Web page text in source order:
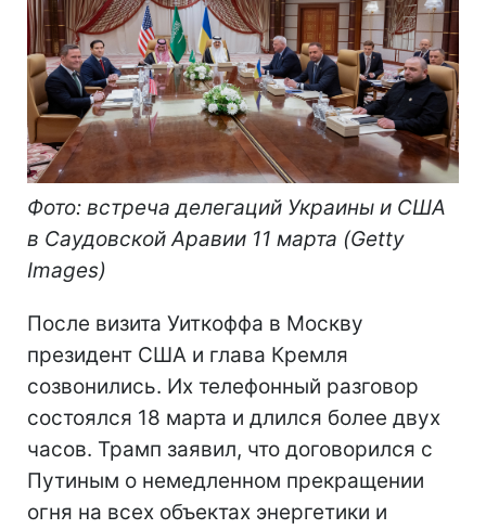
Фото: встреча делегаций Украины и США
в Саудовской Аравии 11 марта (Getty
Images)
После визита Уиткоффа в Москву
президент США и глава Кремля
созвонились. Их телефонный разговор
состоялся 18 марта и длился более двух
часов. Трамп заявил, что договорился с
Путиным о немедленном прекращении
огня на всех объектах энергетики и